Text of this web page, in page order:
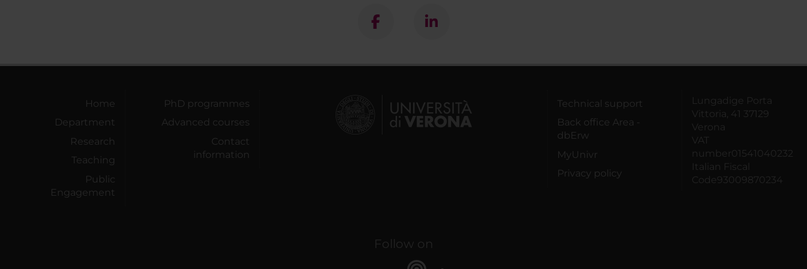
Home
Department
Research
Teaching
Public
Engagement
PhD programmes
Advanced courses
Contact
information
Technical support
Back office Area -
dbErw
MyUnivr
Privacy policy
Lungadige Porta
Vittoria, 41 37129
Verona
VAT
number01541040232
Italian Fiscal
Code93009870234
Follow on